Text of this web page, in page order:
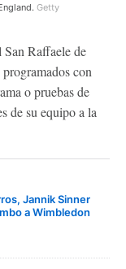
Getty
Raffaele de
con
o pruebas de
de su equipo a la
Jannik Sinner
a Wimbledon